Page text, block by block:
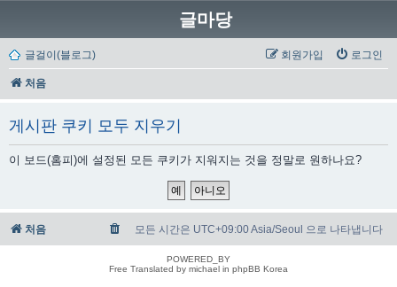
글마당
글걸이(블로그) 로그인
회원가입
처음
게시판 쿠키 모두 지우기
이 보드(홈피)에 설정된 모든 쿠키가 지워지는 것을 정말로 원하나요?
처음 모든 시간은 UTC+09:00 Asia/Seoul 으로 나타냅니다
POWERED_BY
Free Translated by michael in phpBB Korea